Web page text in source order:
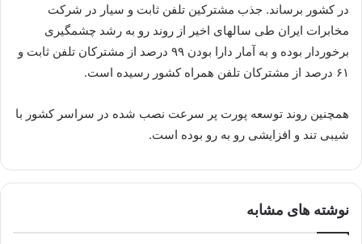
در کشور برساند. جذب مشترکین تلفن ثابت و سیار در شرکت
مخابرات ایران طی سالهای اخیر از روند رو به رشد چشمگیری
برخوردار بوده و به آمار دارا بودن ۹۹ درصد از مشترکان تلفن ثابت و
۶۱ درصد از مشترکان تلفن همراه کشور رسیده است.
همچنین روند توسعه پورت پر سرعت نصب شده در سراسر کشور با
شیبی تند و افزایشی رو به رو بوده است.
نوشته های مشابه